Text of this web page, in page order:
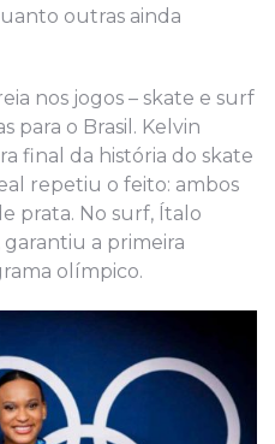
outras ainda
nos jogos – skate e surf
para o Brasil. Kelvin
final da história do skate
repetiu o feito: ambos
prata. No surf, Ítalo
garantiu a primeira
olímpico.